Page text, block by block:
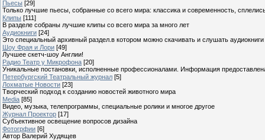
Пьесы [29]
Только лучшие пьесы, собранные со всего мира: классика и современность,
Клипы [111]
В разделе собраны лучшие клипы со всего мира за много лет
Аудиокниги [24]
Это специальный архивный раздел.в котором можно скачивать и слушать
Шоу Фрая и Лори [49]
Лучшее скетч-шоу Англии!
Радио Театр у Микрофона [20]
Уникальные постановки, исполненные профессионалами. Информация
Петербургский Театральный журнал [5]
Лохматые Новости [23]
Творческий подход к созданию новостей животного мира
Media [85]
Видео, музыка, телепрограммы, специальные ролики и многое другое
Журнал Проектор [17]
Субъективное освещение вопросов дизайна
Фотогрфии [6]
Автор Валерий Худящев